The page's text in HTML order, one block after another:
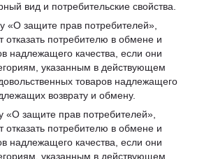
вид и потребительские свойства.
«О защите прав потребителей»,
отказать потребителю в обмене и
надлежащего качества, если они
указанным в действующем
товаров надлежащего
возврату и обмену.
«О защите прав потребителей»,
отказать потребителю в обмене и
надлежащего качества, если они
указанным в действующем